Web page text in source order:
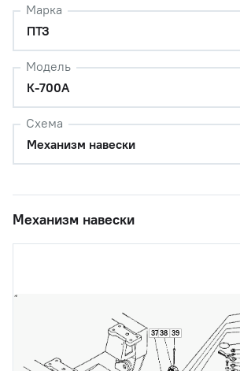
Марка
ПТЗ
Модель
К-700А
Схема
Механизм навески
Механизм навески
37 38 39